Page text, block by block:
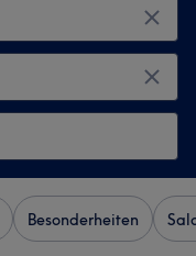
Besonderheiten